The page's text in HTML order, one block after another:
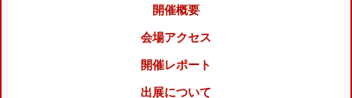
開催概要
会場アクセス
開催レポート
出展について